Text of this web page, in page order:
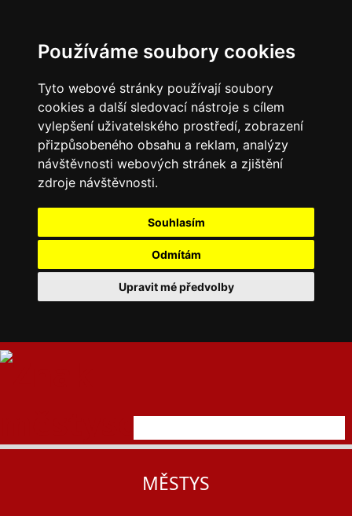
Používáme soubory cookies
Tyto webové stránky používají soubory
cookies a další sledovací nástroje s cílem
vylepšení uživatelského prostředí, zobrazení
přizpůsobeného obsahu a reklam, analýzy
návštěvnosti webových stránek a zjištění
zdroje návštěvnosti.
Souhlasím
Odmítám
Upravit mé předvolby
MĚSTYS